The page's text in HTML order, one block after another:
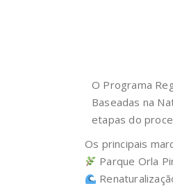
O Programa
Baseadas na
etapas do
Os principais
Parque Orla